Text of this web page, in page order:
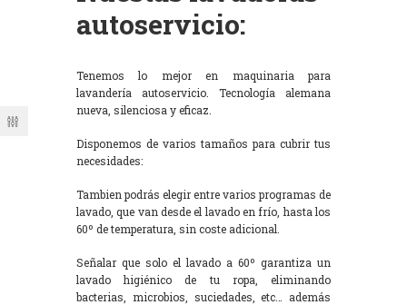
autoservicio:
Tenemos lo mejor en maquinaria para
lavandería autoservicio. Tecnología alemana
nueva, silenciosa y eficaz.
Disponemos de varios tamaños para cubrir tus
necesidades:
Tambien podrás elegir entre varios programas de
lavado, que van desde el lavado en frío, hasta los
60º de temperatura, sin coste adicional.
Señalar que solo el lavado a 60º garantiza un
lavado higiénico de tu ropa, eliminando
bacterias, microbios, suciedades, etc… además